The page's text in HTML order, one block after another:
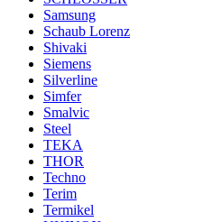
Samsung
Schaub Lorenz
Shivaki
Siemens
Silverline
Simfer
Smalvic
Steel
TEKA
THOR
Techno
Terim
Termikel